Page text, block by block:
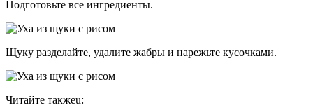
Подготовьте все ингредиенты.
Щуку разделайте, удалите жабры и нарежьте кусочками.
Читайте такжеu: